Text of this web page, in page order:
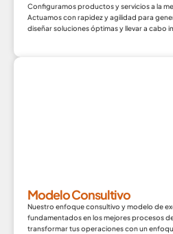
Configuramos productos y servicios a la
Actuamos con rapidez y agilidad para
diseñar soluciones óptimas y llevar a cabo
Modelo Consultivo
Nuestro enfoque consultivo y modelo de
fundamentados en los mejores procesos
transformar tus operaciones con un